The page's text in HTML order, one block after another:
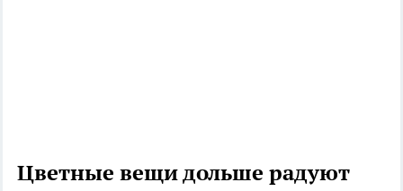
Цветные вещи дольше радуют